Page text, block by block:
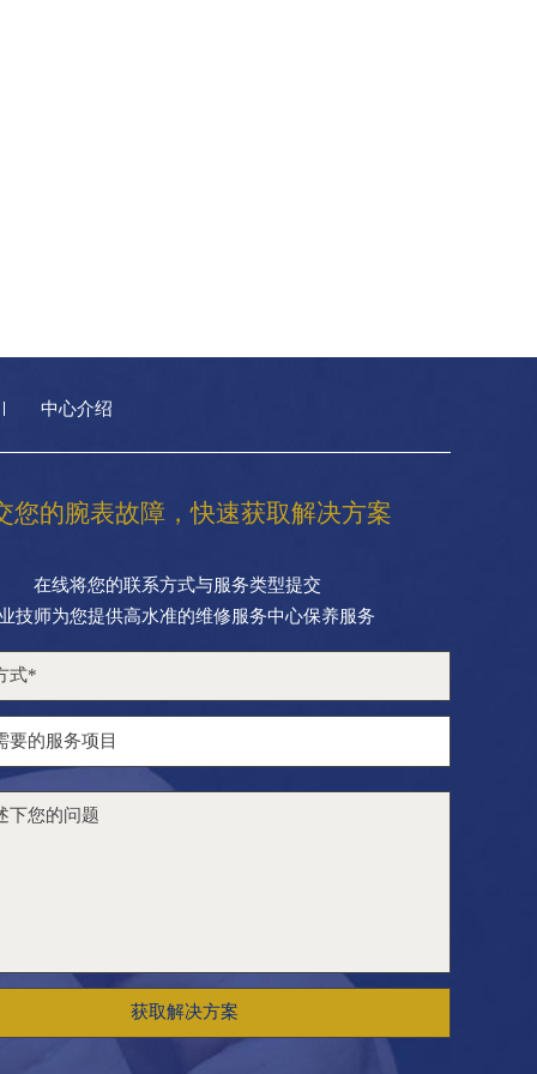
中心介绍
您的腕表故障，快速获取解决方案
在线将您的联系方式与服务类型提交
技师为您提供高水准的维修服务中心保养服务
获取解决方案